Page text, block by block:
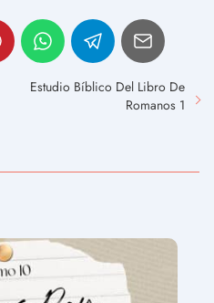
Estudio Bíblico Del Libro De
Romanos 1